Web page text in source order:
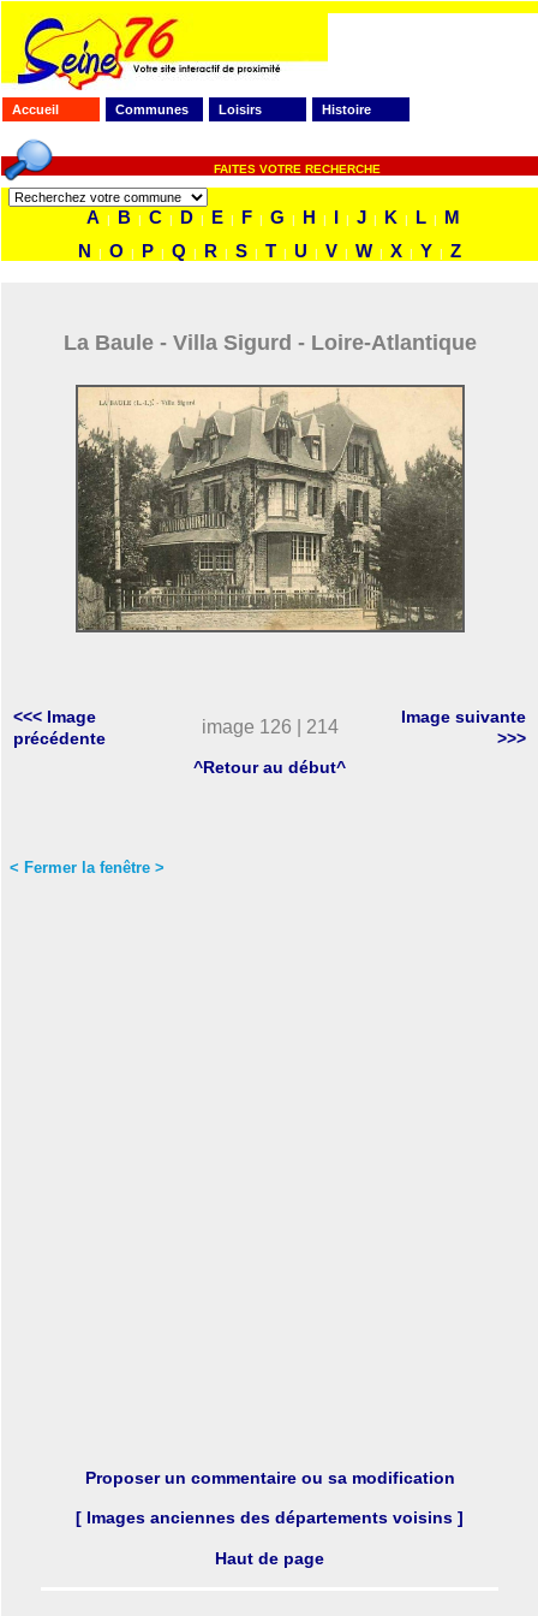
Accueil Communes Loisirs Histoire
FAITES VOTRE RECHERCHE
A | B | C | D | E | F | G | H | I | J | K | L |
M
N
| O | P | Q | R | S | T | U | V | W | X | Y | Z
La Baule - Villa Sigurd - Loire-Atlantique
<<< Image
précédente
image 126 | 214
Image suivante
>>>
^Retour au début^
< Fermer la fenêtre >
Proposer un commentaire ou sa modification
[ Images anciennes des départements voisins ]
Haut de page